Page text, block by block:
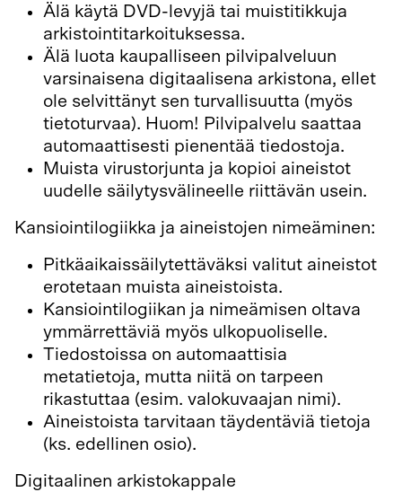
Älä käytä DVD-levyjä tai muistitikkuja
arkistointitarkoituksessa.
Älä luota kaupalliseen pilvipalveluun
varsinaisena digitaalisena arkistona, ellet
ole selvittänyt sen turvallisuutta (myös
tietoturvaa). Huom! Pilvipalvelu saattaa
automaattisesti pienentää tiedostoja.
Muista virustorjunta ja kopioi aineistot
uudelle säilytysvälineelle riittävän usein.
Kansiointilogiikka ja aineistojen nimeäminen:
Pitkäaikaissäilytettäväksi valitut aineistot
erotetaan muista aineistoista.
Kansiointilogiikan ja nimeämisen oltava
ymmärrettäviä myös ulkopuoliselle.
Tiedostoissa on automaattisia
metatietoja, mutta niitä on tarpeen
rikastuttaa (esim. valokuvaajan nimi).
Aineistoista tarvitaan täydentäviä tietoja
(ks. edellinen osio).
Digitaalinen arkistokappale